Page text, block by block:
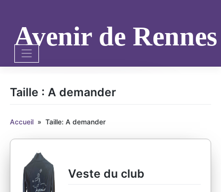
Avenir de
Taille : A demander
Accueil » Taille: A demander
Veste du club